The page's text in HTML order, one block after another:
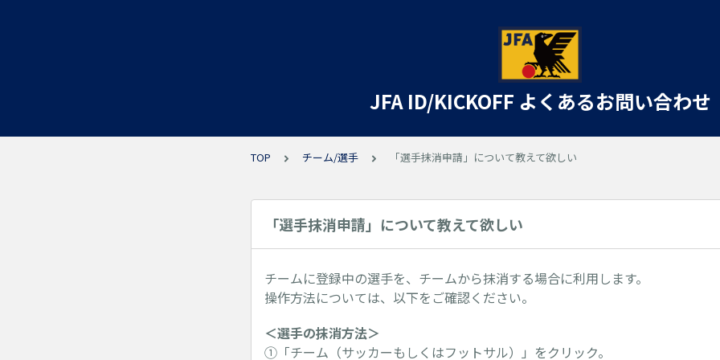
JFA ID/KICKOFF よくあるお問い合わせ
TOP チーム/選手 「選手抹消申請」について教えて欲しい
「選手抹消申請」について教えて欲しい
チームに登録中の選手を、チームから抹消する場合に利用します。
操作方法については、以下をご確認ください。
＜選手の抹消方法＞
①「チーム（サッカーもしくはフットサル）」をクリック。